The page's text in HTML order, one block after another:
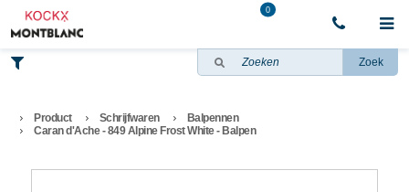
0
Zoek
Product Schrijfwaren
Balpennen
Caran d'Ache - 849 Alpine Frost White - Balpen